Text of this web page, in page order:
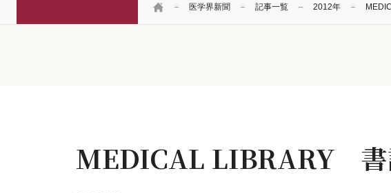
HOME 医学界新聞 記事一覧 2012年
MEDICAL LIBRARY 書